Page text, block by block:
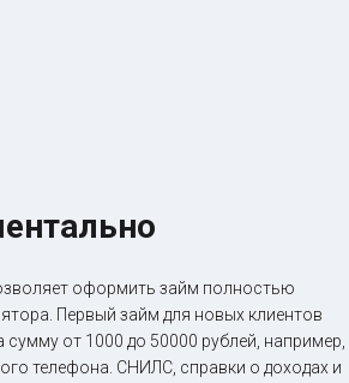
оформить займ полностью
Первый займ для новых клиентов
от 1000 до 50000 рублей, например,
телефона. СНИЛС, справки о доходах и